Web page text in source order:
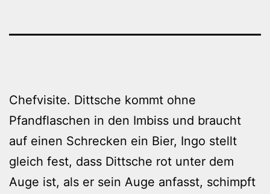
Chefvisite. Dittsche kommt ohne
Pfandflaschen in den Imbiss und braucht
auf einen Schrecken ein Bier, Ingo stellt
gleich fest, dass Dittsche rot unter dem
Auge ist, als er sein Auge anfasst, schimpft